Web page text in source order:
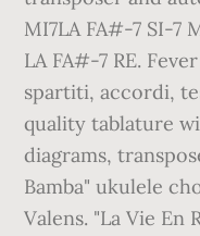
MI7LA FA#-7 SI-7
LA FA#-7 RE.
spartiti, accordi,
quality tablature
diagrams,
Bamba" ukulele
Valens. "La Vie En